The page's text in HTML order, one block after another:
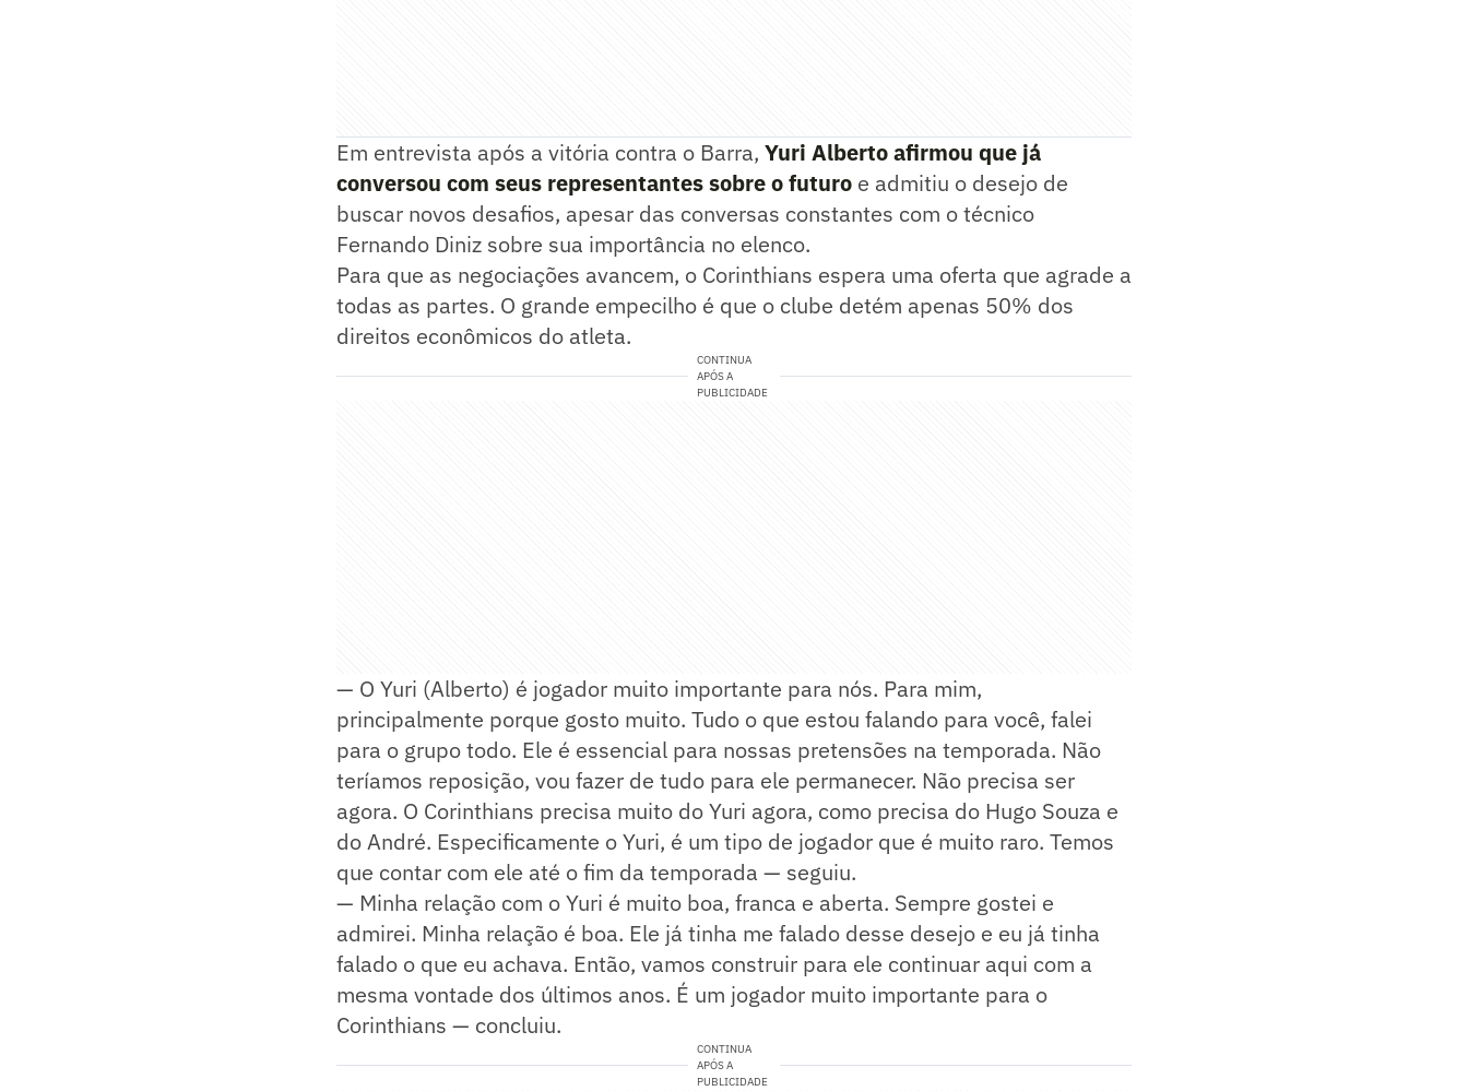
Em entrevista após a vitória contra o Barra, Yuri Alberto afirmou que já
conversou com seus representantes sobre o futuro e admitiu o desejo de
buscar novos desafios, apesar das conversas constantes com o técnico
Fernando Diniz sobre sua importância no elenco.
Para que as negociações avancem, o Corinthians espera uma oferta que agrade a
todas as partes. O grande empecilho é que o clube detém apenas 50% dos
direitos econômicos do atleta.
CONTINUA
APÓS A
PUBLICIDADE
— O Yuri (Alberto) é jogador muito importante para nós. Para mim,
principalmente porque gosto muito. Tudo o que estou falando para você, falei
para o grupo todo. Ele é essencial para nossas pretensões na temporada. Não
teríamos reposição, vou fazer de tudo para ele permanecer. Não precisa ser
agora. O Corinthians precisa muito do Yuri agora, como precisa do Hugo Souza e
do André. Especificamente o Yuri, é um tipo de jogador que é muito raro. Temos
que contar com ele até o fim da temporada — seguiu.
— Minha relação com o Yuri é muito boa, franca e aberta. Sempre gostei e
admirei. Minha relação é boa. Ele já tinha me falado desse desejo e eu já tinha
falado o que eu achava. Então, vamos construir para ele continuar aqui com a
mesma vontade dos últimos anos. É um jogador muito importante para o
Corinthians — concluiu.
CONTINUA
APÓS A
PUBLICIDADE